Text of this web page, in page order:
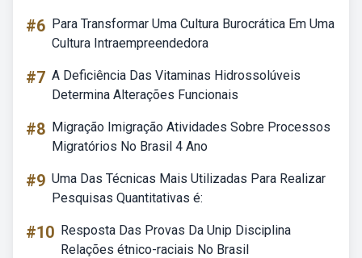
#6 Para Transformar Uma Cultura Burocrática Em Uma
Cultura Intraempreendedora
#7 A Deficiência Das Vitaminas Hidrossolúveis
Determina Alterações Funcionais
#8 Migração Imigração Atividades Sobre Processos
Migratórios No Brasil 4 Ano
#9 Uma Das Técnicas Mais Utilizadas Para Realizar
Pesquisas Quantitativas é:
#10 Resposta Das Provas Da Unip Disciplina
Relações étnico-raciais No Brasil